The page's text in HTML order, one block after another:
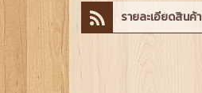
รายละเอียดสินค้า